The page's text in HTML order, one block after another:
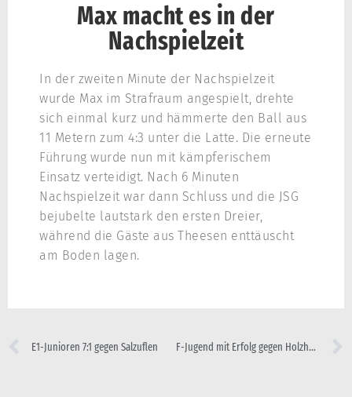
Max macht es in der
Nachspielzeit
In der zweiten Minute der Nachspielzeit
wurde Max im Strafraum angespielt, drehte
sich einmal kurz und hämmerte den Ball aus
11 Metern zum 4:3 unter die Latte. Die erneute
Führung wurde nun mit kämpferischem
Einsatz verteidigt. Nach 6 Minuten
Nachspielzeit war dann Schluss und die JSG
bejubelte lautstark den ersten Dreier,
während die Gäste aus Theesen enttäuscht
am Boden lagen.
E1-Junioren 7:1 gegen Salzuflen F-Jugend mit Erfolg gegen Holzhausen